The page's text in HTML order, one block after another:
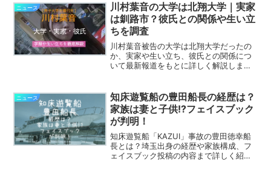
ニュース
川村葉音の大学は北翔大学｜実家
は釧路市？彼氏との関係や生い立
ちを調査
川村葉音被告の大学は北翔大学だったの
か、実家や生い立ち、彼氏との関係につ
いて最新報道をもとに詳しく解説しま
た。
ニュース
知床遊覧船の豊田船長の経歴は？
家族は妻と子供!?フェイスブック
が判明！
知床遊覧船「KAZUⅠ」事故の豊田徳幸船
長とは？埼玉出身の経歴や家族構成、フ
ェイスブック投稿の内容まで詳しく紹